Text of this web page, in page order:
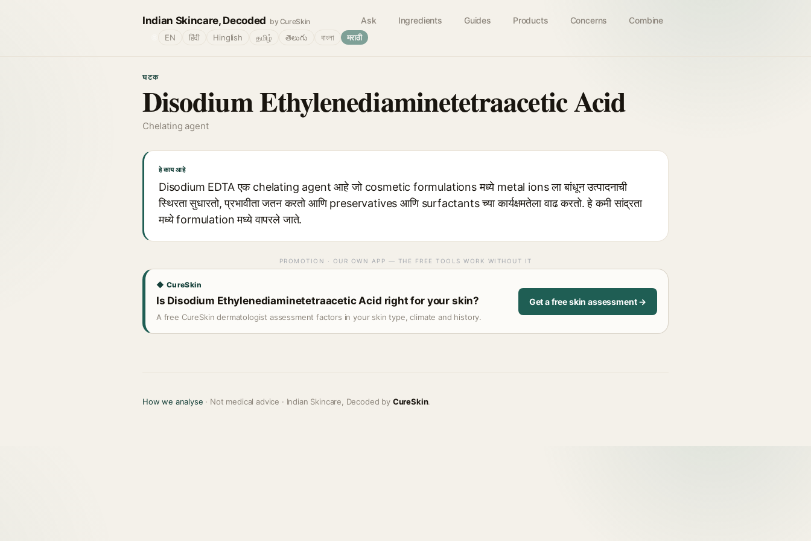
Indian Skincare, Decoded by CureSkin Ask Ingredients Guides Products Concerns Combine
EN हिंदी Hinglish தமிழ் తెలుగు বাংলা मराठी
घटक
Disodium Ethylenediaminetetraacetic Acid
Chelating agent
हे काय आहे
Disodium EDTA एक chelating agent आहे जो cosmetic formulations मध्ये metal ions ला बांधून उत्पादनाची
स्थिरता सुधारतो, प्रभावीता जतन करतो आणि preservatives आणि surfactants च्या कार्यक्षमतेला वाढ करतो. हे कमी सांद्रता
मध्ये formulation मध्ये वापरले जाते.
PROMOTION · OUR OWN APP — THE FREE TOOLS WORK WITHOUT IT
◆ CureSkin
Is Disodium Ethylenediaminetetraacetic Acid right for your skin?
A free CureSkin dermatologist assessment factors in your skin type, climate and history.
Get a free skin assessment →
How we analyse · Not medical advice · Indian Skincare, Decoded by CureSkin.